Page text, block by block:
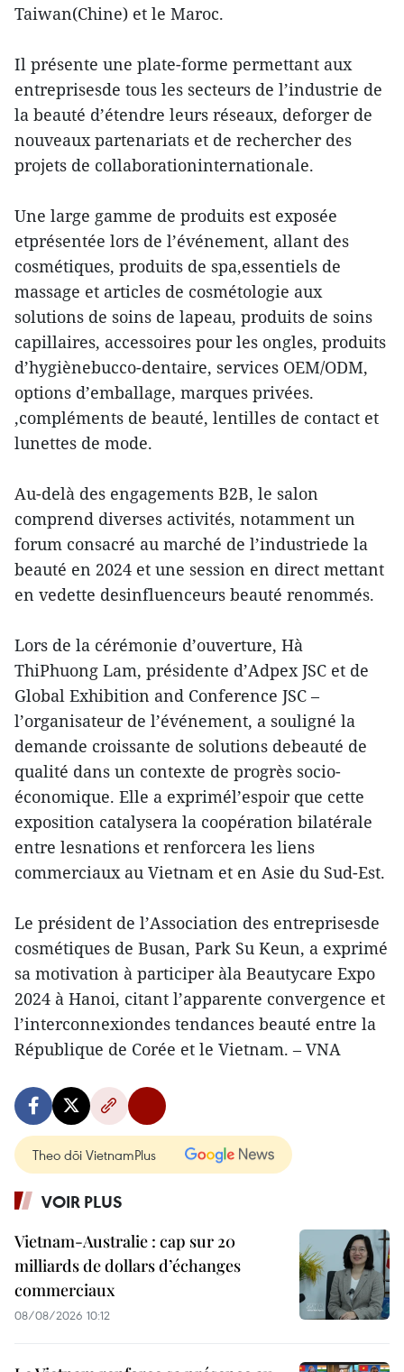
Taiwan(Chine) et le Maroc.
Il présente une plate-forme permettant aux
entreprisesde tous les secteurs de l’industrie de
la beauté d’étendre leurs réseaux, deforger de
nouveaux partenariats et de rechercher des
projets de collaborationinternationale.
Une large gamme de produits est exposée
etprésentée lors de l’événement, allant des
cosmétiques, produits de spa,essentiels de
massage et articles de cosmétologie aux
solutions de soins de lapeau, produits de soins
capillaires, accessoires pour les ongles, produits
d’hygiènebucco-dentaire, services OEM/ODM,
options d’emballage, marques privées.
,compléments de beauté, lentilles de contact et
lunettes de mode.
Au-delà des engagements B2B, le salon
comprend diverses activités, notamment un
forum consacré au marché de l’industriede la
beauté en 2024 et une session en direct mettant
en vedette desinfluenceurs beauté renommés.
Lors de la cérémonie d’ouverture, Hà
ThiPhuong Lam, présidente d’Adpex JSC et de
Global Exhibition and Conference JSC –
l’organisateur de l’événement, a souligné la
demande croissante de solutions debeauté de
qualité dans un contexte de progrès socio-
économique. Elle a exprimél’espoir que cette
exposition catalysera la coopération bilatérale
entre lesnations et renforcera les liens
commerciaux au Vietnam et en Asie du Sud-Est.
Le président de l’Association des entreprisesde
cosmétiques de Busan, Park Su Keun, a exprimé
sa motivation à participer àla Beautycare Expo
2024 à Hanoi, citant l’apparente convergence et
l’interconnexiondes tendances beauté entre la
République de Corée et le Vietnam. – VNA
Theo dõi VietnamPlus
VOIR PLUS
Vietnam-Australie : cap sur 20
milliards de dollars d’échanges
commerciaux
08/08/2026 10:12